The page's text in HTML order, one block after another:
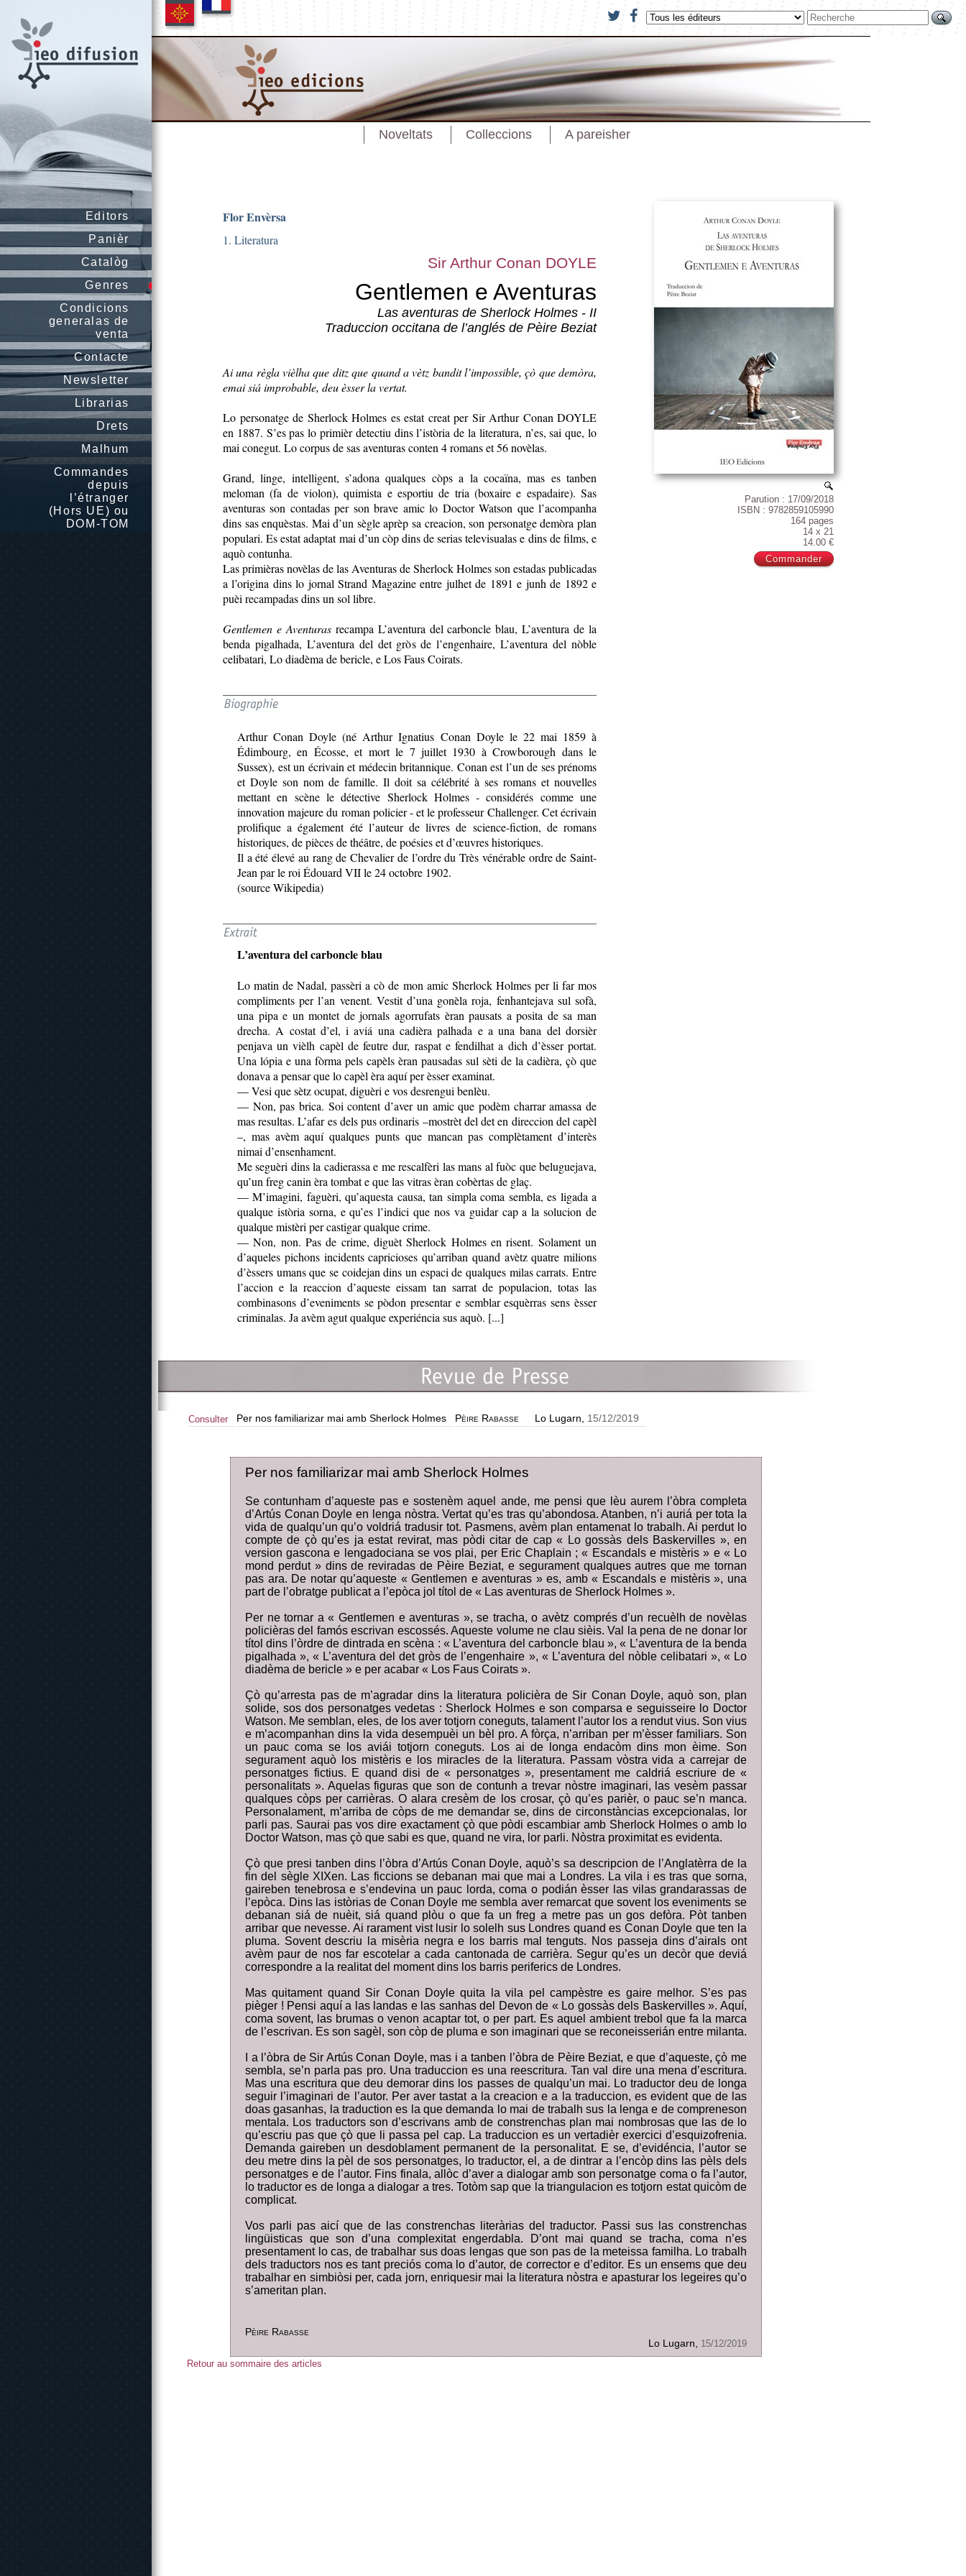
Editors
Panièr
Catalòg
Genres
Condicions
generalas de
venta
Contacte
Newsletter
Librarias
Drets
Malhum
Commandes
depuis
l’étranger
(Hors UE) ou
DOM-TOM
Noveltats Colleccions A pareisher
Parution : 17/09/2018
ISBN : 9782859105990
164 pages
14 x 21
14.00 €
Flor Envèrsa
1. Literatura
Sir Arthur Conan DOYLE
Gentlemen e Aventuras
Las aventuras de Sherlock Holmes - II
Traduccion occitana de l’anglés de Pèire Beziat
Ai una règla vièlha que ditz que quand a vètz bandit l’impossible, çò que demòra,
emai siá improbable, deu èsser la vertat.
Lo personatge de Sherlock Holmes es estat creat per Sir Arthur Conan DOYLE
en 1887. S’es pas lo primièr detectiu dins l’istòria de la literatura, n’es, sai que, lo
mai conegut. Lo corpus de sas aventuras conten 4 romans et 56 novèlas.
Grand, linge, intelligent, s’adona qualques còps a la cocaïna, mas es tanben
meloman (fa de violon), quimista e esportiu de tria (boxaire e espadaire). Sas
aventuras son contadas per son brave amic lo Doctor Watson que l’acompanha
dins sas enquèstas. Mai d’un sègle aprèp sa creacion, son personatge demòra plan
populari. Es estat adaptat mai d’un còp dins de serias televisualas e dins de films, e
aquò contunha.
Las primièras novèlas de las Aventuras de Sherlock Holmes son estadas publicadas
a l’origina dins lo jornal Strand Magazine entre julhet de 1891 e junh de 1892 e
puèi recampadas dins un sol libre.
Gentlemen e Aventurasrecampa L’aventura del carboncle blau, L’aventura de la
benda pigalhada, L’aventura del det gròs de l’engenhaire, L’aventura del nòble
celibatari, Lo diadèma de bericle, e Los Faus Coirats.
Arthur Conan Doyle (né Arthur Ignatius Conan Doyle le 22 mai 1859 à
Édimbourg, en Écosse, et mort le 7 juillet 1930 à Crowborough dans le
Sussex), est un écrivain et médecin britannique. Conan est l’un de ses prénoms
et Doyle son nom de famille. Il doit sa célébrité à ses romans et nouvelles
mettant en scène le détective Sherlock Holmes - considérés comme une
innovation majeure du roman policier - et le professeur Challenger. Cet écrivain
prolifique a également été l’auteur de livres de science-fiction, de romans
historiques, de pièces de théâtre, de poésies et d’œuvres historiques.
Il a été élevé au rang de Chevalier de l’ordre du Très vénérable ordre de Saint-
Jean par le roi Édouard VII le 24 octobre 1902.
(source Wikipedia)
L’aventura del carboncle blau
Lo matin de Nadal, passèri a cò de mon amic Sherlock Holmes per li far mos
compliments per l’an venent. Vestit d’una gonèla roja, fenhantejava sul sofà,
una pipa e un montet de jornals agorrufats èran pausats a posita de sa man
drecha. A costat d’el, i aviá una cadièra palhada e a una bana del dorsièr
penjava un vièlh capèl de feutre dur, raspat e fendilhat a dich d’èsser portat.
Una lópia e una fòrma pels capèls èran pausadas sul sèti de la cadièra, çò que
donava a pensar que lo capèl èra aquí per èsser examinat.
— Vesi que sètz ocupat, diguèri e vos desrengui benlèu.
— Non, pas brica. Soi content d’aver un amic que podèm charrar amassa de
mas resultas. L’afar es dels pus ordinaris –mostrèt del det en direccion del capèl
–, mas avèm aquí qualques punts que mancan pas complètament d’interès
nimai d’ensenhament.
Me seguèri dins la cadierassa e me rescalfèri las mans al fuòc que beluguejava,
qu’un freg canin èra tombat e que las vitras èran cobèrtas de glaç.
— M’imagini, faguèri, qu’aquesta causa, tan simpla coma sembla, es ligada a
qualque istòria sorna, e qu’es l’indici que nos va guidar cap a la solucion de
qualque mistèri per castigar qualque crime.
— Non, non. Pas de crime, diguèt Sherlock Holmes en risent. Solament un
d’aqueles pichons incidents capricioses qu’arriban quand avètz quatre milions
d’èssers umans que se coidejan dins un espaci de qualques milas carrats. Entre
l’accion e la reaccion d’aqueste eissam tan sarrat de populacion, totas las
combinasons d’eveniments se pòdon presentar e semblar esquèrras sens èsser
criminalas. Ja avèm agut qualque experiéncia sus aquò. [...]
Consulter Per nos familiarizar mai amb Sherlock Holmes Pèire Rabasse Lo Lugarn, 15/12/2019
Per nos familiarizar mai amb Sherlock Holmes
Se contunham d’aqueste pas e sostenèm aquel ande, me pensi que lèu aurem l’òbra completa
d’Artús Conan Doyle en lenga nòstra. Vertat qu’es tras qu’abondosa. Atanben, n’i auriá per tota la
vida de qualqu’un qu’o voldriá tradusir tot. Pasmens, avèm plan entamenat lo trabalh. Ai perdut lo
compte de çò qu’es ja estat revirat, mas pòdi citar de cap « Lo gossàs dels Baskervilles », en
version gascona e lengadociana se vos plai, per Eric Chaplain ; « Escandals e mistèris » e « Lo
mond perdut » dins de reviradas de Pèire Beziat, e segurament qualques autres que me tornan
pas ara. De notar qu’aqueste « Gentlemen e aventuras » es, amb « Escandals e mistèris », una
part de l’obratge publicat a l’epòca jol títol de « Las aventuras de Sherlock Holmes ».
Per ne tornar a « Gentlemen e aventuras », se tracha, o avètz comprés d’un recuèlh de novèlas
policièras del famós escrivan escossés. Aqueste volume ne clau sièis. Val la pena de ne donar lor
títol dins l’òrdre de dintrada en scèna : « L’aventura del carboncle blau », « L’aventura de la benda
pigalhada », « L’aventura del det gròs de l’engenhaire », « L’aventura del nòble celibatari », « Lo
diadèma de bericle » e per acabar « Los Faus Coirats ».
Çò qu’arresta pas de m’agradar dins la literatura policièra de Sir Conan Doyle, aquò son, plan
solide, sos dos personatges vedetas : Sherlock Holmes e son comparsa e seguisseire lo Doctor
Watson. Me semblan, eles, de los aver totjorn coneguts, talament l’autor los a rendut vius. Son vius
e m’acompanhan dins la vida desempuèi un bèl pro. A fòrça, n’arriban per m’èsser familiars. Son
un pauc coma se los aviái totjorn coneguts. Los ai de longa endacòm dins mon èime. Son
segurament aquò los mistèris e los miracles de la literatura. Passam vòstra vida a carrejar de
personatges fictius. E quand disi de « personatges », presentament me caldriá escriure de «
personalitats ». Aquelas figuras que son de contunh a trevar nòstre imaginari, las vesèm passar
qualques còps per carrièras. O alara cresèm de los crosar, çò qu’es parièr, o pauc se’n manca.
Personalament, m’arriba de còps de me demandar se, dins de circonstàncias excepcionalas, lor
parli pas. Saurai pas vos dire exactament çò que pòdi escambiar amb Sherlock Holmes o amb lo
Doctor Watson, mas çò que sabi es que, quand ne vira, lor parli. Nòstra proximitat es evidenta.
Çò que presi tanben dins l’òbra d’Artús Conan Doyle, aquò’s sa descripcion de l’Anglatèrra de la
fin del sègle XIXen. Las ficcions se debanan mai que mai a Londres. La vila i es tras que sorna,
gaireben tenebrosa e s’endevina un pauc lorda, coma o podián èsser las vilas grandarassas de
l’epòca. Dins las istòrias de Conan Doyle me sembla aver remarcat que sovent los eveniments se
debanan siá de nuèit, siá quand plòu o que fa un freg a metre pas un gos defòra. Pòt tanben
arribar que nevesse. Ai rarament vist lusir lo solelh sus Londres quand es Conan Doyle que ten la
pluma. Sovent descriu la misèria negra e los barris mal tenguts. Nos passeja dins d’airals ont
avèm paur de nos far escotelar a cada cantonada de carrièra. Segur qu’es un decòr que deviá
correspondre a la realitat del moment dins los barris periferics de Londres.
Mas quitament quand Sir Conan Doyle quita la vila pel campèstre es gaire melhor. S’es pas
pièger ! Pensi aquí a las landas e las sanhas del Devon de « Lo gossàs dels Baskervilles ». Aquí,
coma sovent, las brumas o venon acaptar tot, o per part. Es aquel ambient trebol que fa la marca
de l’escrivan. Es son sagèl, son còp de pluma e son imaginari que se reconeisserián entre milanta.
I a l’òbra de Sir Artús Conan Doyle, mas i a tanben l’òbra de Pèire Beziat, e que d’aqueste, çò me
sembla, se’n parla pas pro. Una traduccion es una reescritura. Tan val dire una mena d’escritura.
Mas una escritura que deu demorar dins los passes de qualqu’un mai. Lo traductor deu de longa
seguir l’imaginari de l’autor. Per aver tastat a la creacion e a la traduccion, es evident que de las
doas gasanhas, la traduction es la que demanda lo mai de trabalh sus la lenga e de compreneson
mentala. Los traductors son d’escrivans amb de constrenchas plan mai nombrosas que las de lo
qu’escriu pas que çò que li passa pel cap. La traduccion es un vertadièr exercici d’esquizofrenia.
Demanda gaireben un desdoblament permanent de la personalitat. E se, d’evidéncia, l’autor se
deu metre dins la pèl de sos personatges, lo traductor, el, a de dintrar a l’encòp dins las pèls dels
personatges e de l’autor. Fins finala, allòc d’aver a dialogar amb son personatge coma o fa l’autor,
lo traductor es de longa a dialogar a tres. Totòm sap que la triangulacion es totjorn estat quicòm de
complicat.
Vos parli pas aicí que de las constrenchas literàrias del traductor. Passi sus las constrenchas
lingüisticas que son d’una complexitat engerdabla. D’ont mai quand se tracha, coma n’es
presentament lo cas, de trabalhar sus doas lengas que son pas de la meteissa familha. Lo trabalh
dels traductors nos es tant preciós coma lo d’autor, de corrector e d’editor. Es un ensems que deu
trabalhar en simbiòsi per, cada jorn, enriquesir mai la literatura nòstra e apasturar los legeires qu’o
s’ameritan plan.
Pèire Rabasse
Lo Lugarn, 15/12/2019
Retour au sommaire des articles